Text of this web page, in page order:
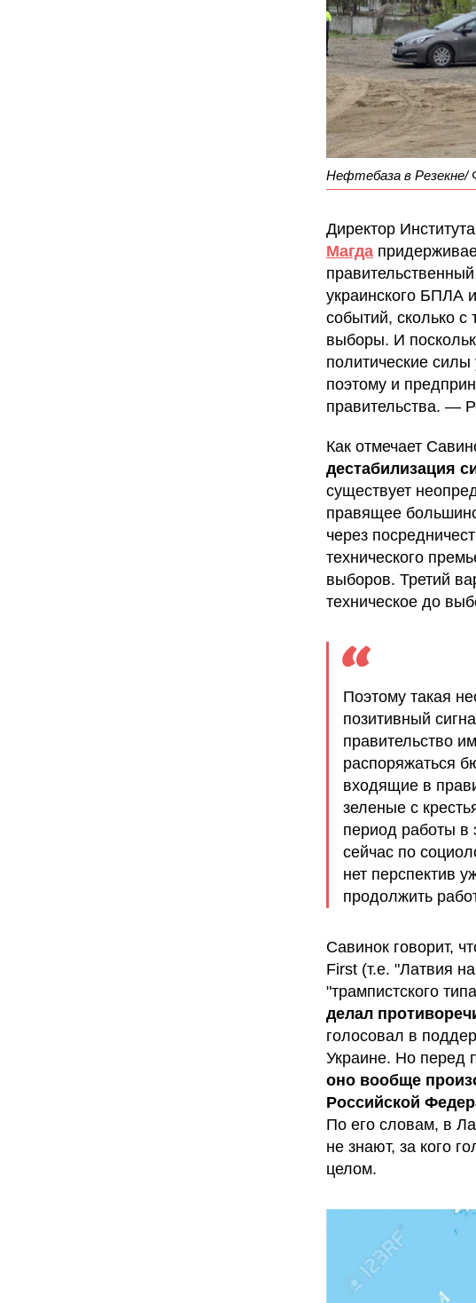
Нефтебаза в Резекне/
Директор
Магда
украинского БПЛА
событий, сколько с
выборы. И
политические
поэтому и
правительства. —
Как отмечает
дестабилизация
существует
правящее
через
технического
выборов. Третий
техническое до
Поэтому такая
позитивный
правительство
распоряжаться
входящие в
зеленые с
период работы в
сейчас по
нет перспектив
продолжить
Савинок говорит,
First (т.е. "Латвия
"трампистского
делал
голосовал в
Украине. Но перед
оно вообще
Российской
По его словам, в
не знают, за кого
целом.